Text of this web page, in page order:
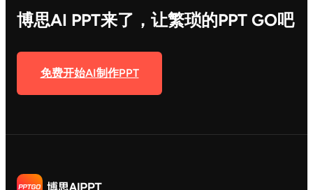
博思AI PPT来了，让繁琐的PPT GO吧
免费开始AI制作PPT